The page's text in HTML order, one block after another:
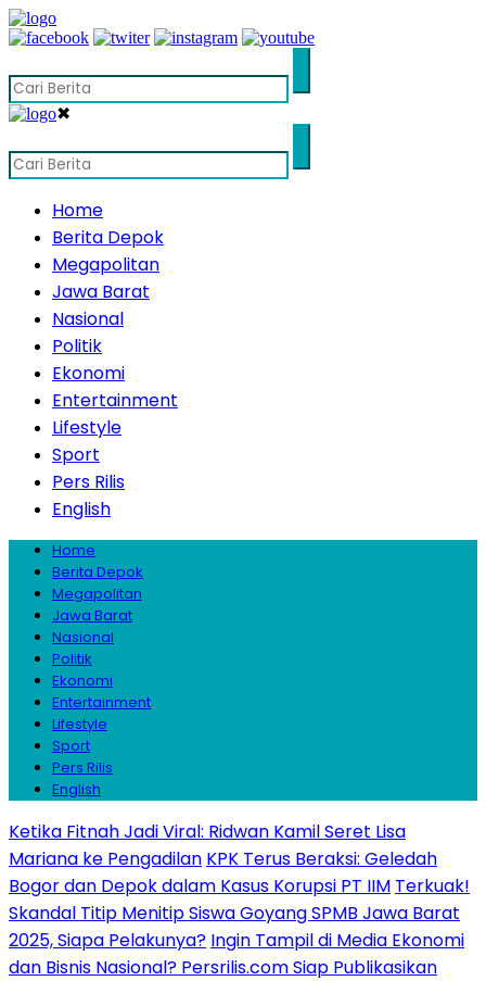
✖
Home
Berita Depok
Megapolitan
Jawa Barat
Nasional
Politik
Ekonomi
Entertainment
Lifestyle
Sport
Pers Rilis
English
Home
Berita Depok
Megapolitan
Jawa Barat
Nasional
Politik
Ekonomi
Entertainment
Lifestyle
Sport
Pers Rilis
English
Ketika Fitnah Jadi Viral: Ridwan Kamil Seret Lisa
Mariana ke Pengadilan KPK Terus Beraksi: Geledah
Bogor dan Depok dalam Kasus Korupsi PT IIM Terkuak!
Skandal Titip Menitip Siswa Goyang SPMB Jawa Barat
2025, Siapa Pelakunya? Ingin Tampil di Media Ekonomi
dan Bisnis Nasional? Persrilis.com Siap Publikasikan